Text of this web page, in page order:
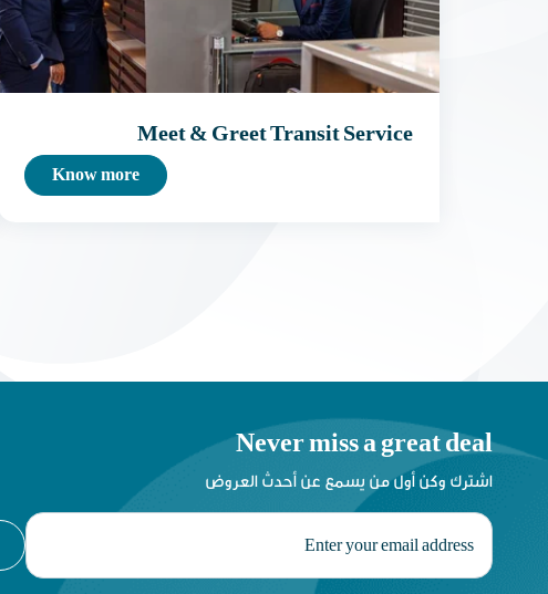
Meet & Greet Transit Service
Know more
Never miss a great deal
اشترك وكن أول من يسمع عن أحدث العروض